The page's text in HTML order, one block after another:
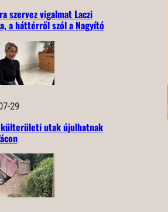
szervez vigalmat Laczi
a háttérről szól a Nagyító
29
utak újulhatnak